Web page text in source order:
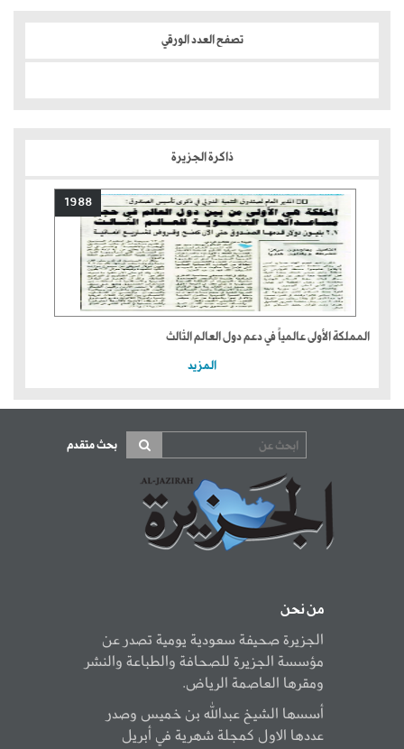
تصفح العدد الورقي
ذاكرة الجزيرة
1988
المملكة الأولى عالمياً في دعم دول العالم الثالث
المزيد
بحث متقدم
من نحن
الجزيرة صحيفة سعودية يومية تصدر عن
مؤسسة الجزيرة للصحافة والطباعة والنشر
ومقرها العاصمة الرياض.
أسسها الشيخ عبدالله بن خميس وصدر
عددها الاول كمجلة شهرية في أبريل